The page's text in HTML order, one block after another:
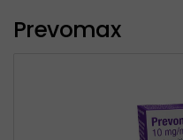
Prevomax